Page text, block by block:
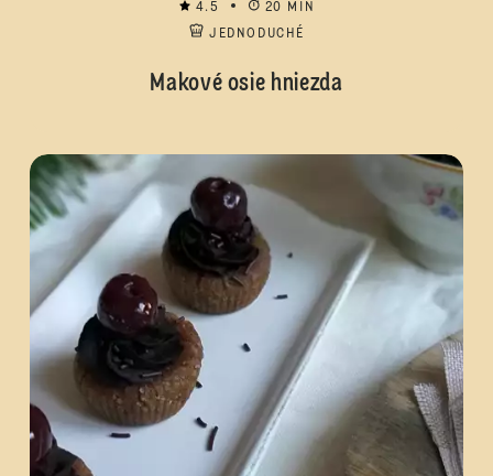
4.5
20 MIN
JEDNODUCHÉ
Makové osie hniezda